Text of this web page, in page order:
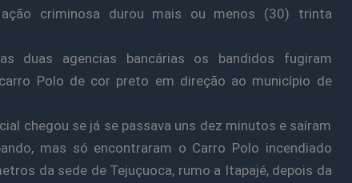
criminosa durou mais ou menos (30) trinta
duas agencias bancárias os bandidos fugiram
Polo de cor preto em direção ao município de
chegou se já se passava uns dez minutos e saíram
mas só encontraram o Carro Polo incendiado
da sede de Tejuçuoca, rumo a Itapajé, depois da